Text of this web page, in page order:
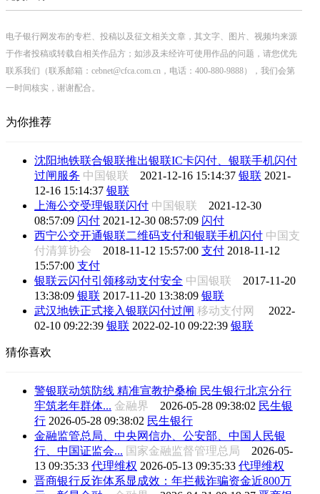
电子银行网发布的专栏、投稿以及征文相关文章，其文字、图片、视频均来源
于作者投稿或转载自相关作品方；如涉及未经许可使用作品的问题，请您优先
联系我们（联系邮箱：cebnet@cfca.com.cn，电话：400-880-9888），我们会第
一时间核实，谢谢配合。
为你推荐
沈阳地铁联合银联推出银联IC卡闪付、银联手机闪付
过闸服务 中国银联 2021-12-16 15:14:37 银联 2021-
12-16 15:14:37 银联
上海公交受理银联闪付 中国银联 2021-12-30
08:57:09 闪付 2021-12-30 08:57:09 闪付
西宁公交开通银联二维码支付和银联手机闪付 中国支
付清算协会 2018-11-12 15:57:00 支付 2018-11-12
15:57:00 支付
银联云闪付引领移动支付安全 中国银联 2017-11-20
13:38:09 银联 2017-11-20 13:38:09 银联
武汉地铁正式接入银联闪付过闸 移动支付网 2022-
02-10 09:22:39 银联 2022-02-10 09:22:39 银联
猜你喜欢
警银联动筑防线 精准宣教护桑榆 民生银行北京分行
牢筑老年群体... 金融界 2026-05-28 09:38:02 民生银
行 2026-05-28 09:38:02 民生银行
金融监管总局、中央网信办、公安部、中国人民银
行、中国证监会... 国家金融监督管理总局 2026-05-
13 09:35:33 代理维权 2026-05-13 09:35:33 代理维权
晋商银行反诈体系显成效：年拦截诈骗资金近800万